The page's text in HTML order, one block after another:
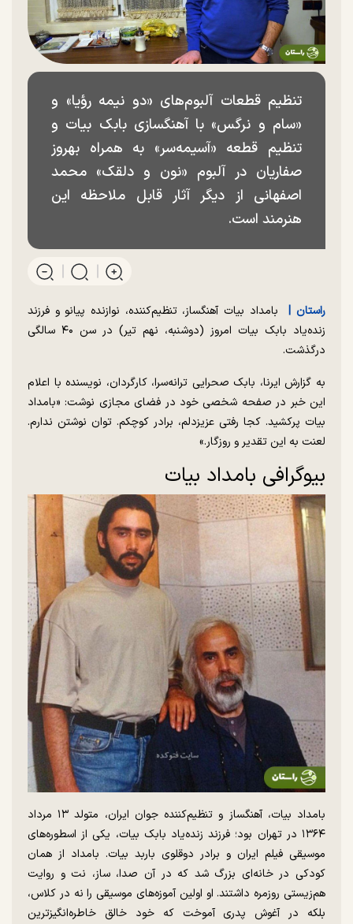
تنظیم قطعات آلبوم‌های «دو نیمه رؤیا» و
«سام و نرگس» با آهنگسازی بابک بیات و
تنظیم قطعه «آسیمه‌سر» به همراه بهروز
صفاریان در آلبوم «نون و دلقک» محمد
اصفهانی از دیگر آثار قابل ملاحظه این
هنرمند است.
راستان |
بامداد بیات آهنگساز، تنظیم‌کننده، نوازنده پیانو و فرزند
زنده‌یاد بابک بیات امروز (دوشنبه، نهم تیر) در سن ۴۰ سالگی
درگذشت.
به گزارش ایرنا، بابک صحرایی ترانه‌سرا، کارگردان، نویسنده با اعلام
این خبر در صفحه شخصی خود در فضای مجازی نوشت: «بامداد
بیات پرکشید. کجا رفتی عزیزدلم، برادر کوچکم. توان نوشتن ندارم.
لعنت به این تقدیر و روزگار.»
بیوگرافی بامداد بیات
بامداد بیات، آهنگساز و تنظیم‌کننده جوان ایران، متولد ۱۳ مرداد
۱۳۶۴ در تهران بود؛ فرزند زنده‌یاد بابک بیات، یکی از اسطوره‌های
موسیقی فیلم ایران و برادر دوقلوی باربد بیات. بامداد از همان
کودکی در خانه‌ای بزرگ شد که در آن صدا، ساز، نت و روایت
هم‌زیستی روزمره داشتند. او اولین آموزه‌های موسیقی را نه در کلاس،
بلکه در آغوش پدری آموخت که خود خالق خاطره‌انگیزترین